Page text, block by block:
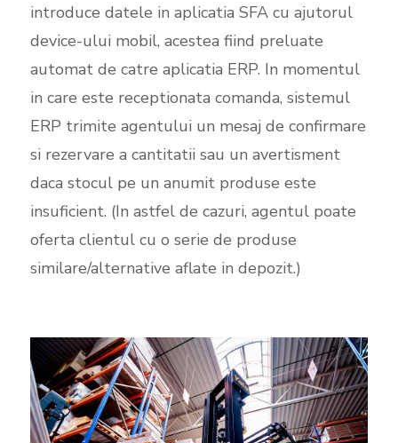
introduce datele in aplicatia SFA cu ajutorul
device-ului mobil, acestea fiind preluate
automat de catre aplicatia ERP. In momentul
in care este receptionata comanda, sistemul
ERP trimite agentului un mesaj de confirmare
si rezervare a cantitatii sau un avertisment
daca stocul pe un anumit produse este
insuficient. (In astfel de cazuri, agentul poate
oferta clientul cu o serie de produse
similare/alternative aflate in depozit.)